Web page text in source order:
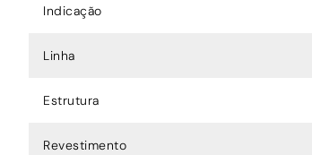
Indicação
Linha
Estrutura
Revestimento